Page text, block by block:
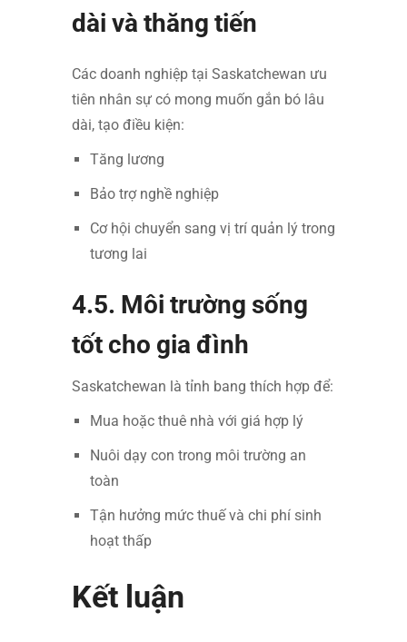
dài và thăng tiến
Các doanh nghiệp tại Saskatchewan ưu
tiên nhân sự có mong muốn gắn bó lâu
dài, tạo điều kiện:
Tăng lương
Bảo trợ nghề nghiệp
Cơ hội chuyển sang vị trí quản lý trong
tương lai
4.5. Môi trường sống
tốt cho gia đình
Saskatchewan là tỉnh bang thích hợp để:
Mua hoặc thuê nhà với giá hợp lý
Nuôi dạy con trong môi trường an
toàn
Tận hưởng mức thuế và chi phí sinh
hoạt thấp
Kết luận